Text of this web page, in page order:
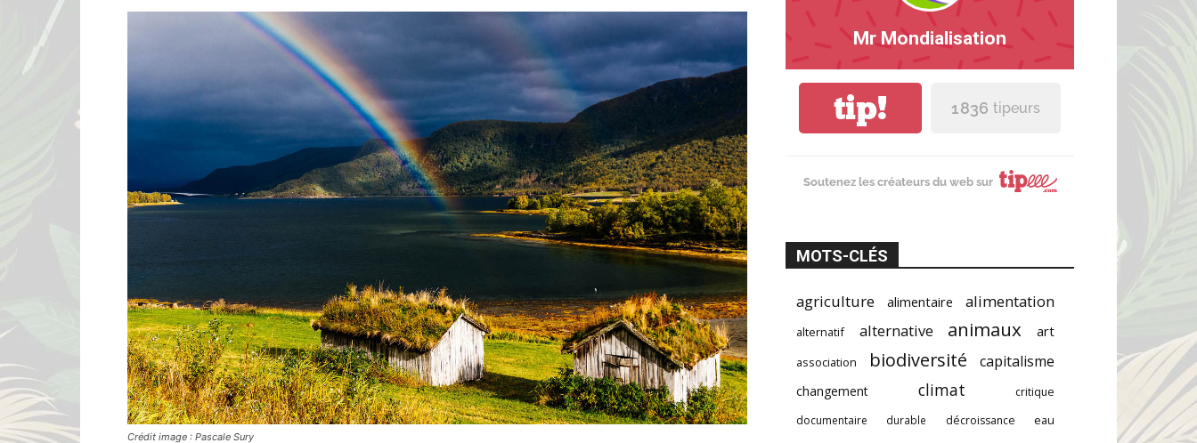
Crédit image : Pascale Sury
Mr Mondialisation
tip! 1 836 tipeurs
Soutenez les créateurs du web sur
MOTS-CLÉS
agriculture alimentaire alimentation
alternatif alternative animaux art
association biodiversité capitalisme
changement climat
critique
documentaire
durable décroissance eau